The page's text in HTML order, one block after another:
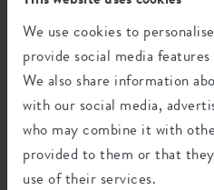
We use cookies to
provide social media
We also share information
with our social media,
who may combine it with
provided to them or that
use of their services.
Diseñador: Bas van der Veer
A truly premium collection that
fresh and also more restrained
detailed and with a beautiful,
collection was mindfully curated
individually in a wide variety of
range also clearly stem from the
collection of premium planters
environment and, of course, the